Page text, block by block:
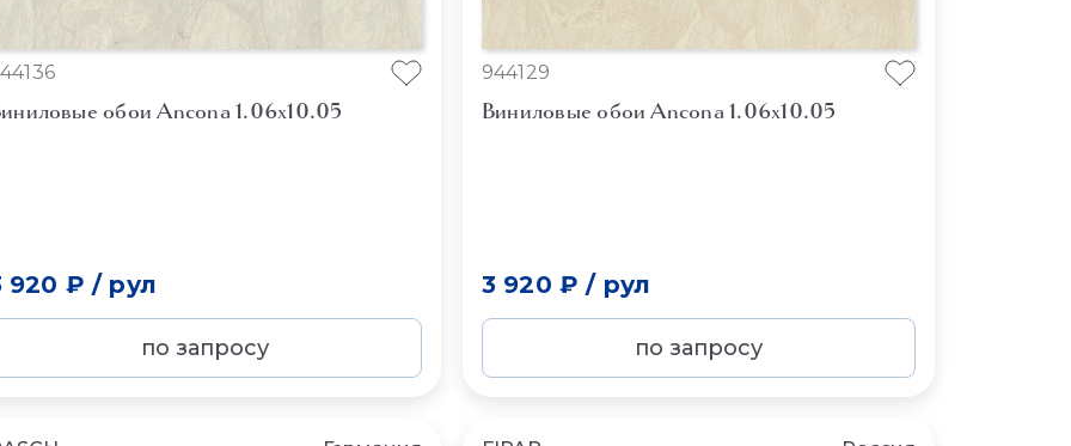
обои Ancona 1.06x10.05
920 ₽ / рул
по запросу
944129
Виниловые обои Ancona 1.06x10.05
3 920 ₽ / рул
по запросу